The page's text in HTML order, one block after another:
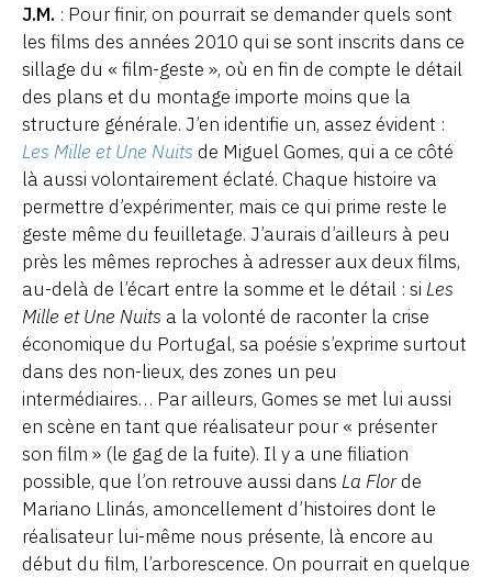
J.M. : Pour finir, on pourrait se demander quels sont
les films des années 2010 qui se sont inscrits dans ce
sillage du « film-geste », où en fin de compte le détail
des plans et du montage importe moins que la
structure générale. J’en identifie un, assez évident :
Les Mille et Une Nuits de Miguel Gomes, qui a ce côté
là aussi volontairement éclaté. Chaque histoire va
permettre d’expérimenter, mais ce qui prime reste le
geste même du feuilletage. J’aurais d’ailleurs à peu
près les mêmes reproches à adresser aux deux films,
au-delà de l’écart entre la somme et le détail : si Les
Mille et Une Nuits a la volonté de raconter la crise
économique du Portugal, sa poésie s’exprime surtout
dans des non-lieux, des zones un peu
intermédiaires… Par ailleurs, Gomes se met lui aussi
en scène en tant que réalisateur pour « présenter
son film » (le gag de la fuite). Il y a une filiation
possible, que l’on retrouve aussi dans La Florde
Mariano Llinás, amoncellement d’histoires dont le
réalisateur lui-même nous présente, là encore au
début du film, l’arborescence. On pourrait en quelque